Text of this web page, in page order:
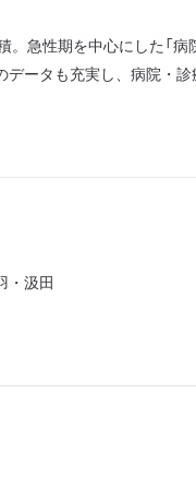
性期を中心にした「病
ータも充実し、病院・
・汲田